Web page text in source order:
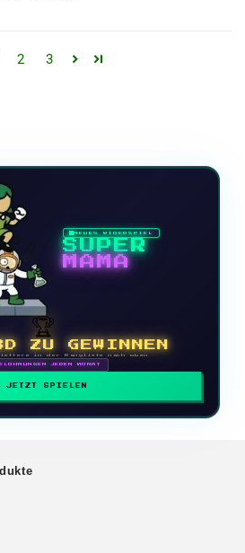
2 3
NEUES VIDEOSPIEL
SUPER
MAMA
🏆
ZU GEWINNEN
in der Rangliste nach oben
JEDEN MONAT
JETZT SPIELEN